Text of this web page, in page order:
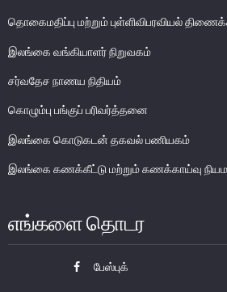
வங்கியல்லா நிதியியல் மற்றும் குத்தகைக்
முதனிலை வணிகர்கள்
நுண்பாக நிதித் துறை
அதிகாரம்பெற்ற பணத்தரகர்கள்
நிதியியல் வசதிக்குட்படுத்தல்
நிதியியல் சந்தைகள்
தொகைமதிப்பு மற்றும் புள்ளிவிபரவியல்
இலங்கை வங்கியாளர் நிறுவகம்
சர்வதேச நாணய நிதியம்
கொழும்பு பங்குப் பரிவர்த்தனை
இலங்கை கொடுகடன் தகவல் பணியகம்
இலங்கை கணக்கீட்டு மற்றும் கணக்காய்வு
எங்களை தொடர
பேஸ்புக்